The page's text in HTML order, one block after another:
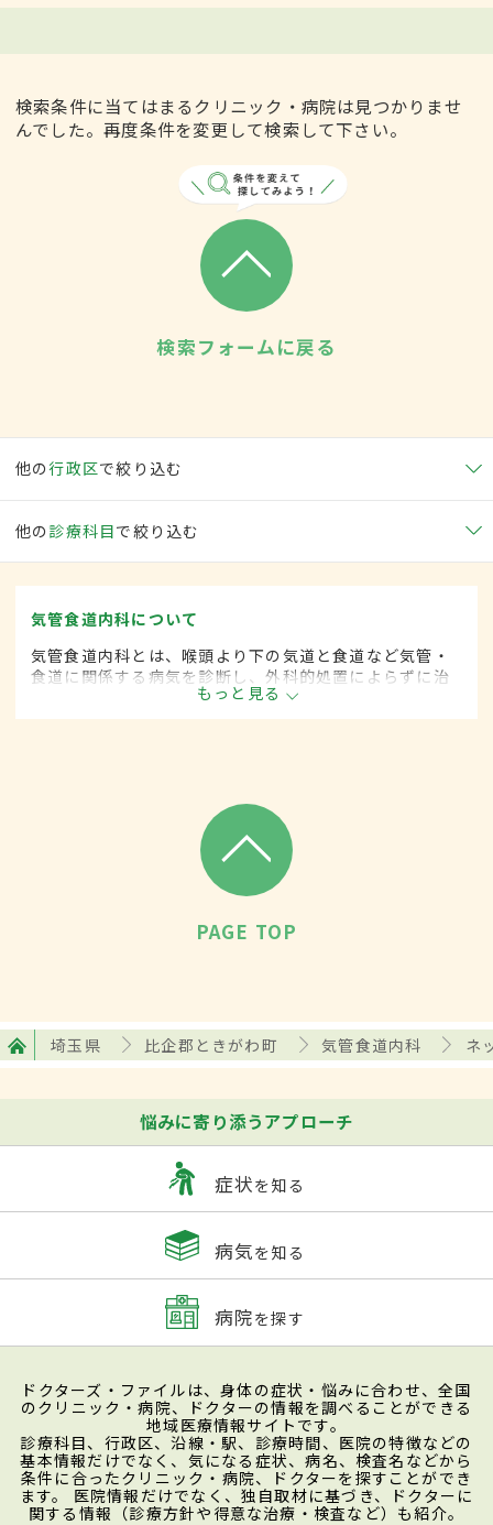
検索条件に当てはまるクリニック・病院は見つかりませ
んでした。再度条件を変更して検索して下さい。
検索フォームに戻る
他の行政区で絞り込む
他の 診療科目で絞り込む
気管食道内科について
気管食道内科とは、喉頭より下の気道と食道など気管・
食道に関係する病気を診断し、外科的処置によらずに治
療する内科の一領域です。平成20年4月の制度改正前
は、気管食道科と呼ばれていました。
もっと見る
PAGE TOP
埼玉県 比企郡ときがわ町 気管食道内科 ネ
悩みに寄り添うアプローチ
症状を知る
病気を知る
病院を探す
ドクターズ・ファイルは、身体の症状・悩みに合わせ、全国
のクリニック・病院、ドクターの情報を調べることができる
地域医療情報サイトです。
診療科目、行政区、沿線・駅、診療時間、医院の特徴などの
基本情報だけでなく、気になる症状、病名、検査名などから
条件に合ったクリニック・病院、ドクターを探すことができ
ます。 医院情報だけでなく、独自取材に基づき、ドクターに
関する情報（診療方針や得意な治療・検査など）も紹介。